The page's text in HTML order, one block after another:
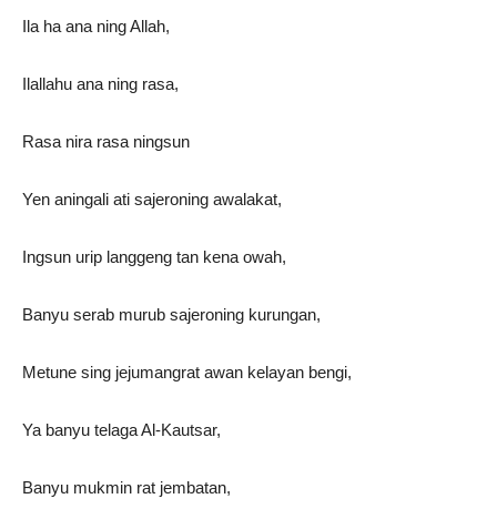
Ila ha ana ning Allah,
Ilallahu ana ning rasa,
Rasa nira rasa ningsun
Yen aningali ati sajeroning awalakat,
Ingsun urip langgeng tan kena owah,
Banyu serab murub sajeroning kurungan,
Metune sing jejumangrat awan kelayan bengi,
Ya banyu telaga Al-Kautsar,
Banyu mukmin rat jembatan,